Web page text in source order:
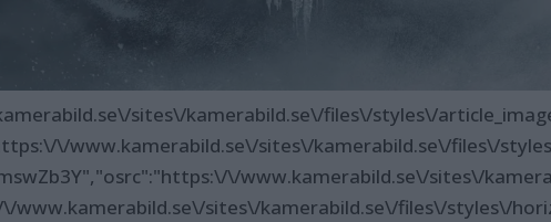
sites\/kamerabild.se\/files\/styles\/
\/www.kamerabild.se\/sites\/kamerabild.se\/files\/
\/www.kamerabild.se\/sites\/
www.kamerabild.se\/sites\/kamerabild.se\/files\/styles\/